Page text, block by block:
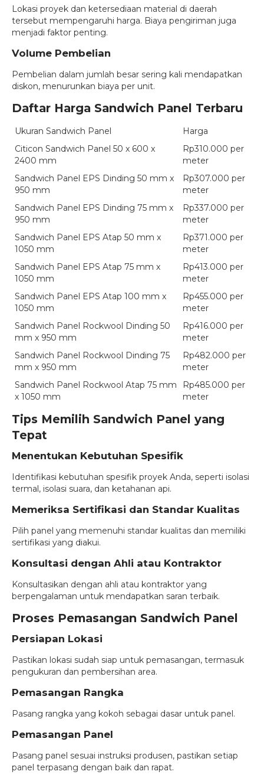
Lokasi proyek dan ketersediaan material di daerah
tersebut mempengaruhi harga. Biaya pengiriman juga
menjadi faktor penting.
Volume Pembelian
Pembelian dalam jumlah besar sering kali mendapatkan
diskon, menurunkan biaya per unit.
Daftar Harga Sandwich Panel Terbaru
Ukuran Sandwich Panel
Harga
Citicon Sandwich Panel 50 x 600 x
2400 mm
Rp310.000 per
meter
Sandwich Panel EPS Dinding 50 mm x
950 mm
Rp307.000 per
meter
Sandwich Panel EPS Dinding 75 mm x
950 mm
Rp337.000 per
meter
Sandwich Panel EPS Atap 50 mm x
1050 mm
Rp371.000 per
meter
Sandwich Panel EPS Atap 75 mm x
1050 mm
Rp413.000 per
meter
Sandwich Panel EPS Atap 100 mm x
1050 mm
Rp455.000 per
meter
Sandwich Panel Rockwool Dinding 50
mm x 950 mm
Rp416.000 per
meter
Sandwich Panel Rockwool Dinding 75
mm x 950 mm
Rp482.000 per
meter
Sandwich Panel Rockwool Atap 75 mm
x 1050 mm
Rp485.000 per
meter
Tips Memilih Sandwich Panel yang
Tepat
Menentukan Kebutuhan Spesifik
Identifikasi kebutuhan spesifik proyek Anda, seperti isolasi
termal, isolasi suara, dan ketahanan api.
Memeriksa Sertifikasi dan Standar Kualitas
Pilih panel yang memenuhi standar kualitas dan memiliki
sertifikasi yang diakui.
Konsultasi dengan Ahli atau Kontraktor
Konsultasikan dengan ahli atau kontraktor yang
berpengalaman untuk mendapatkan saran terbaik.
Proses Pemasangan Sandwich Panel
Persiapan Lokasi
Pastikan lokasi sudah siap untuk pemasangan, termasuk
pengukuran dan pembersihan area.
Pemasangan Rangka
Pasang rangka yang kokoh sebagai dasar untuk panel.
Pemasangan Panel
Pasang panel sesuai instruksi produsen, pastikan setiap
panel terpasang dengan baik dan rapat.